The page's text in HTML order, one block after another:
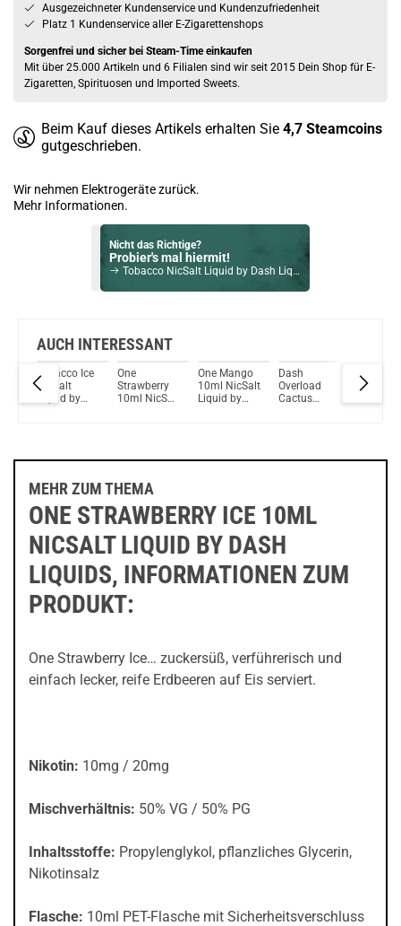
Ausgezeichneter Kundenservice und Kundenzufriedenheit
Platz 1 Kundenservice aller E-Zigarettenshops
Sorgenfrei und sicher bei Steam-Time einkaufen
Mit über 25.000 Artikeln und 6 Filialen sind wir seit 2015 Dein Shop für E-
Zigaretten, Spirituosen und Imported Sweets.
Beim Kauf dieses Artikels erhalten Sie 4,7 Steamcoins
gutgeschrieben.
Wir nehmen Elektrogeräte zurück.
Mehr Informationen.
Nicht das Richtige?
Probier's mal hiermit!
Tobacco NicSalt Liquid by Dash Liquids 10ml / 10mg
Menthol-Erdbeere Liquid by SC 12mg / 10ml
Du willst Kröten sparen?
Schau mal hier!
OneVape Air MOD 60 1500mAh 6,0ml Pod Kit Rot
AUCH INTERESSANT
Tobacco Ice
NicSalt
Liquid by
One
Strawberry
10ml NicSalt
One Mango
10ml NicSalt
Liquid by
Dash
Overload
Cactus
Dash
Overload
MEHR ZUM THEMA
ONE STRAWBERRY ICE 10ML
NICSALT LIQUID BY DASH
LIQUIDS, INFORMATIONEN ZUM
PRODUKT:
One Strawberry Ice… zuckersüß, verführerisch und
einfach lecker, reife Erdbeeren auf Eis serviert.
Nikotin: 10mg / 20mg
Mischverhältnis: 50% VG / 50% PG
Inhaltsstoffe: Propylenglykol, pflanzliches Glycerin,
Nikotinsalz
Flasche: 10ml PET-Flasche mit Sicherheitsverschluss